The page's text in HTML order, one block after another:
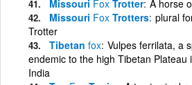
Missouri Fox Trotter A horse
Missouri Fox Trotters plural
Trotter
Tibetan fox Vulpes ferrilata, a
endemic to the high Tibetan Plateau
India